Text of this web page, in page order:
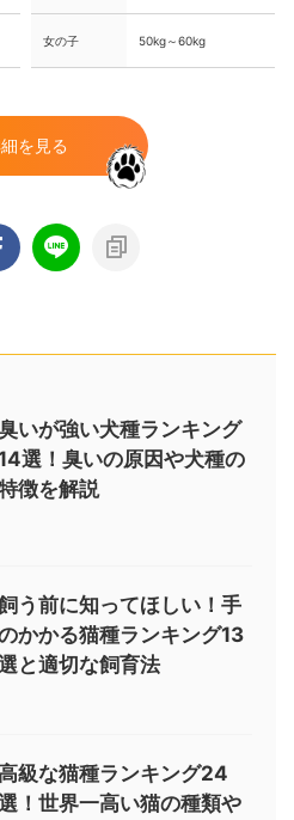
女の子 50kg～60kg
を見る
いが強い犬種ランキング
選！臭いの原因や犬種の
徴を解説
う前に知ってほしい！手
かかる猫種ランキング13
と適切な飼育法
級な猫種ランキング24
！世界一高い猫の種類や